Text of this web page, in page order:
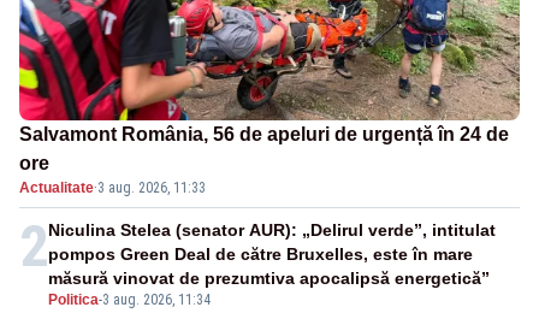
Salvamont România, 56 de apeluri de urgență în 24 de
ore
Actualitate·3 aug. 2026, 11:33
2
Politica-3 aug. 2026, 11:34
Niculina Stelea (senator AUR): „Delirul verde”, intitulat
pompos Green Deal de către Bruxelles, este în mare
măsură vinovat de prezumtiva apocalipsă energetică”